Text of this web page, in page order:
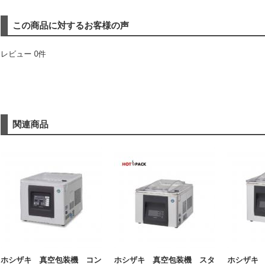
この商品に対するお客様の声
レビュー 0件
関連商品
ホシザキ 真空包装機 コン
ホシザキ 真空包装機 スタ
ホシザキ